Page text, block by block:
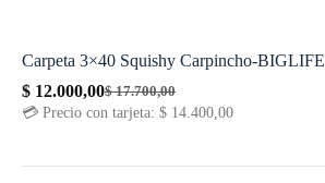
Carpeta 3×40 Squishy Carpincho-BIGLIFE
$17.700,00
$ 12.000,00
💳 Precio con tarjeta: $ 14.400,00